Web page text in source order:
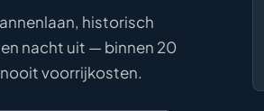
historisch
nacht uit — binnen 20
voorrijkosten.